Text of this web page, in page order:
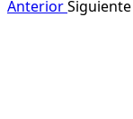
AnteriorSiguiente